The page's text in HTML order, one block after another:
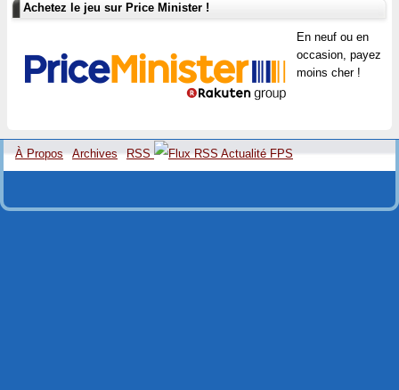
Achetez le jeu sur Price Minister !
En neuf ou en
occasion, payez
moins cher !
À Propos Archives RSS